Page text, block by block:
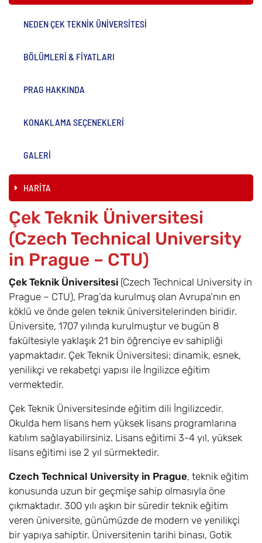
NEDEN ÇEK TEKNİK ÜNİVERSİTESİ
BÖLÜMLERİ & FİYATLARI
PRAG HAKKINDA
KONAKLAMA SEÇENEKLERİ
GALERİ
HARİTA
Çek Teknik Üniversitesi
(Czech Technical University
in Prague – CTU)
Çek Teknik Üniversitesi (Czech Technical University in
Prague – CTU), Prag’da kurulmuş olan Avrupa’nın en
köklü ve önde gelen teknik üniversitelerinden biridir.
Üniversite, 1707 yılında kurulmuştur ve bugün 8
fakültesiyle yaklaşık 21 bin öğrenciye ev sahipliği
yapmaktadır. Çek Teknik Üniversitesi; dinamik, esnek,
yenilikçi ve rekabetçi yapısı ile İngilizce eğitim
vermektedir.
Çek Teknik Üniversitesinde eğitim dili İngilizcedir.
Okulda hem lisans hem yüksek lisans programlarına
katılım sağlayabilirsiniz. Lisans eğitimi 3-4 yıl, yüksek
lisans eğitimi ise 2 yıl sürmektedir.
Czech Technical University in Prague, teknik eğitim
konusunda uzun bir geçmişe sahip olmasıyla öne
çıkmaktadır. 300 yılı aşkın bir süredir teknik eğitim
veren üniversite, günümüzde de modern ve yenilikçi
bir yapıya sahiptir. Üniversitenin tarihi binası, Gotik